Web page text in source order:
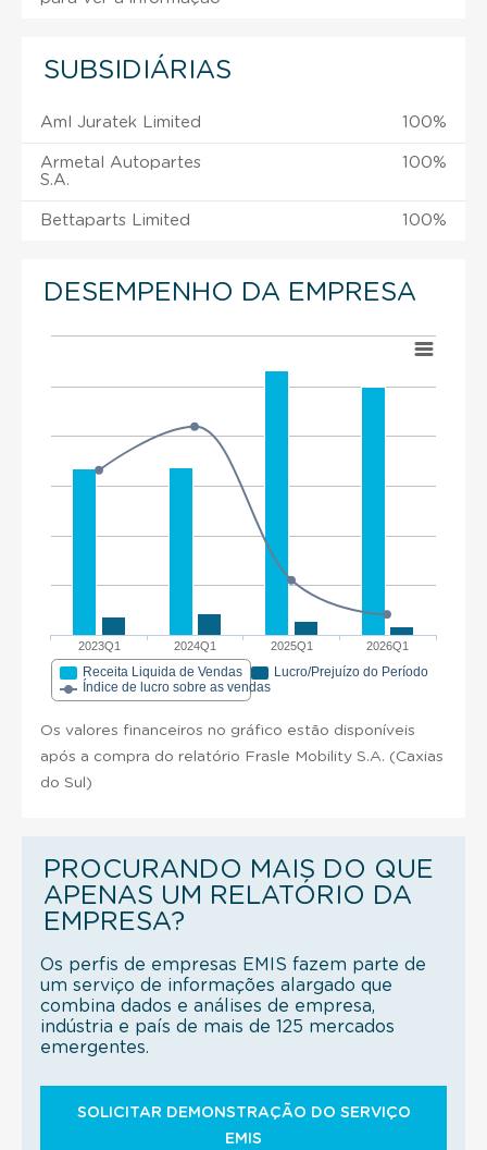
SUBSIDIÁRIAS
Aml Juratek Limited 100%
Armetal Autopartes
S.A.
100%
Bettaparts Limited 100%
DESEMPENHO DA EMPRESA
2023Q1 2024Q1 2025Q1 2026Q1
Receita Liquida de Vendas
Lucro/Prejuízo do Período
Índice de lucro sobre as vendas
Os valores financeiros no gráfico estão disponíveis
após a compra do relatório Frasle Mobility S.A. (Caxias
do Sul)
PROCURANDO MAIS DO QUE
APENAS UM RELATÓRIO DA
EMPRESA?
Os perfis de empresas EMIS fazem parte de
um serviço de informações alargado que
combina dados e análises de empresa,
indústria e país de mais de 125 mercados
emergentes.
SOLICITAR DEMONSTRAÇÃO DO SERVIÇO
EMIS